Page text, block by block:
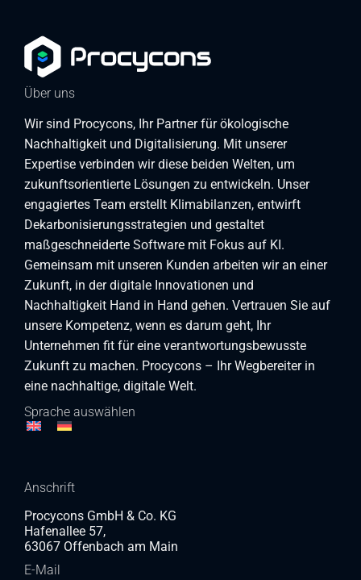
Über uns
Wir sind Procycons, Ihr Partner für ökologische
Nachhaltigkeit und Digitalisierung. Mit unserer
Expertise verbinden wir diese beiden Welten, um
zukunftsorientierte Lösungen zu entwickeln. Unser
engagiertes Team erstellt Klimabilanzen, entwirft
Dekarbonisierungsstrategien und gestaltet
maßgeschneiderte Software mit Fokus auf KI.
Gemeinsam mit unseren Kunden arbeiten wir an einer
Zukunft, in der digitale Innovationen und
Nachhaltigkeit Hand in Hand gehen. Vertrauen Sie auf
unsere Kompetenz, wenn es darum geht, Ihr
Unternehmen fit für eine verantwortungsbewusste
Zukunft zu machen. Procycons – Ihr Wegbereiter in
eine nachhaltige, digitale Welt.
Sprache auswählen
Anschrift
Procycons GmbH & Co. KG
Hafenallee 57,
63067 Offenbach am Main
E-Mail